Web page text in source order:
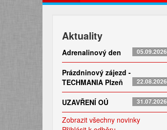
Aktuality
Adrenalinový den 05.09.2026
Prázdninový zájezd -
TECHMANIA Plzeň
22.08.2026
UZAVŘENÍ OÚ 31.07.2026
Zobrazit všechny novinky